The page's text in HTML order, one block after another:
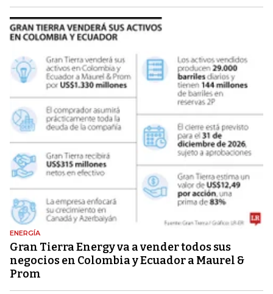
ENERGÍA
Gran Tierra Energy va a vender todos sus
negocios en Colombia y Ecuador a Maurel &
Prom